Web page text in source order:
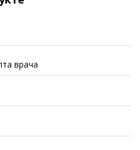
врача